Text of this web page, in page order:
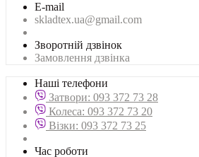
E-mail
skladtex.ua@gmail.com
Зворотній дзвінок
Замовлення дзвінка
Наші телефони
Затвори: 093 372 73 28
Колеса: 093 372 73 20
Візки: 093 372 73 25
Час роботи